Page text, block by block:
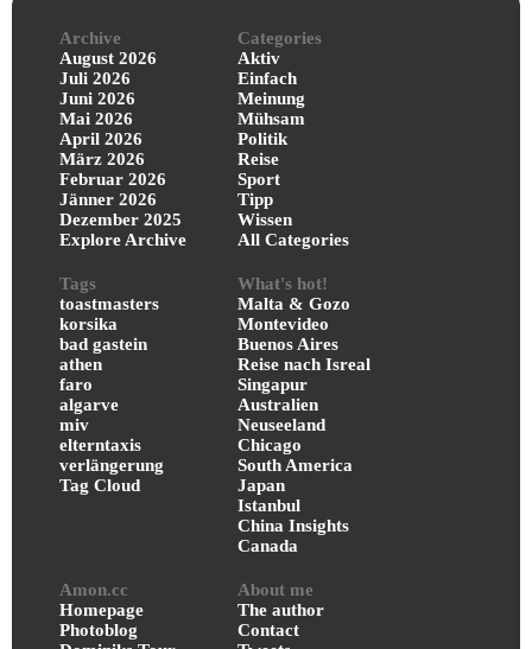
Archive
August 2026
Juli 2026
Juni 2026
Mai 2026
April 2026
März 2026
Februar 2026
Jänner 2026
Dezember 2025
Explore Archive
Categories
Aktiv
Einfach
Meinung
Mühsam
Politik
Reise
Sport
Tipp
Wissen
All Categories
Tags
toastmasters
korsika
bad gastein
athen
faro
algarve
miv
elterntaxis
verlängerung
Tag Cloud
What's hot!
Malta & Gozo
Montevideo
Buenos Aires
Reise nach Isreal
Singapur
Australien
Neuseeland
Chicago
South America
Japan
Istanbul
China Insights
Canada
Amon.cc
Homepage
Photoblog
About me
The author
Contact